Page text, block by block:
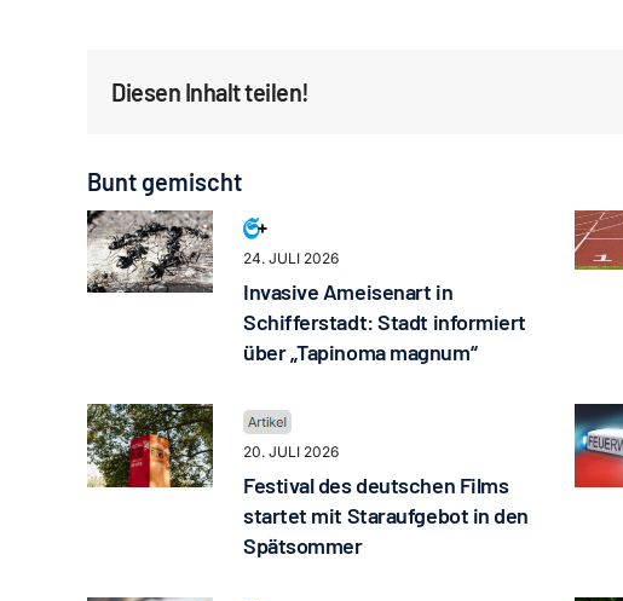
Diesen Inhalt teilen!
Bunt gemischt
24. JULI 2026
Invasive Ameisenart in
Schifferstadt: Stadt informiert
über „Tapinoma magnum“
20. JULI 2026
Festival des deutschen Films
startet mit Staraufgebot in den
Spätsommer